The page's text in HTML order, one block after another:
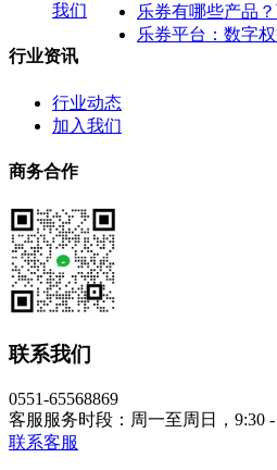
乐券有哪些产品
乐券平台：数字
我们
行业资讯
行业动态
加入我们
商务合作
联系我们
0551-65568869
客服服务时段：周一至周日，9:30
联系客服